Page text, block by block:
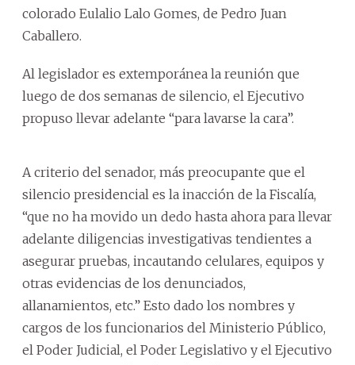
colorado Eulalio Lalo Gomes, de Pedro Juan
Caballero.
Al legislador es extemporánea la reunión que
luego de dos semanas de silencio, el Ejecutivo
propuso llevar adelante “para lavarse la cara”.
A criterio del senador, más preocupante que el
silencio presidencial es la inacción de la Fiscalía,
“que no ha movido un dedo hasta ahora para llevar
adelante diligencias investigativas tendientes a
asegurar pruebas, incautando celulares, equipos y
otras evidencias de los denunciados,
allanamientos, etc.” Esto dado los nombres y
cargos de los funcionarios del Ministerio Público,
el Poder Judicial, el Poder Legislativo y el Ejecutivo